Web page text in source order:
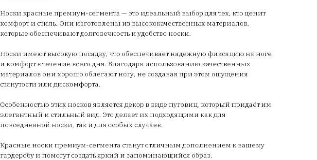
Носки красные премиум-сегмента — это идеальный выбор для тех, кто ценит
комфорт и стиль. Они изготовлены из высококачественных материалов,
которые обеспечивают долговечность и удобство носки.
Носки имеют высокую посадку, что обеспечивает надёжную фиксацию на ноге
и комфорт в течение всего дня. Благодаря использованию качественных
материалов они хорошо облегают ногу, не создавая при этом ощущения
стянутости или дискомфорта.
Особенностью этих носков является декор в виде пуговиц, который придаёт им
элегантный и стильный вид. Это делает их подходящими как для
повседневной носки, так и для особых случаев.
Красные носки премиум-сегмента станут отличным дополнением к вашему
гардеробу и помогут создать яркий и запоминающийся образ.